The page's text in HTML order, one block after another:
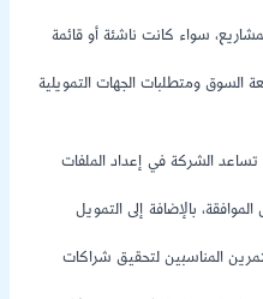
سواء كانت ناشئة أو قائمة
الشركة في إعداد الملفات
بالإضافة إلى التمويل
المناسبين لتحقيق شراكات